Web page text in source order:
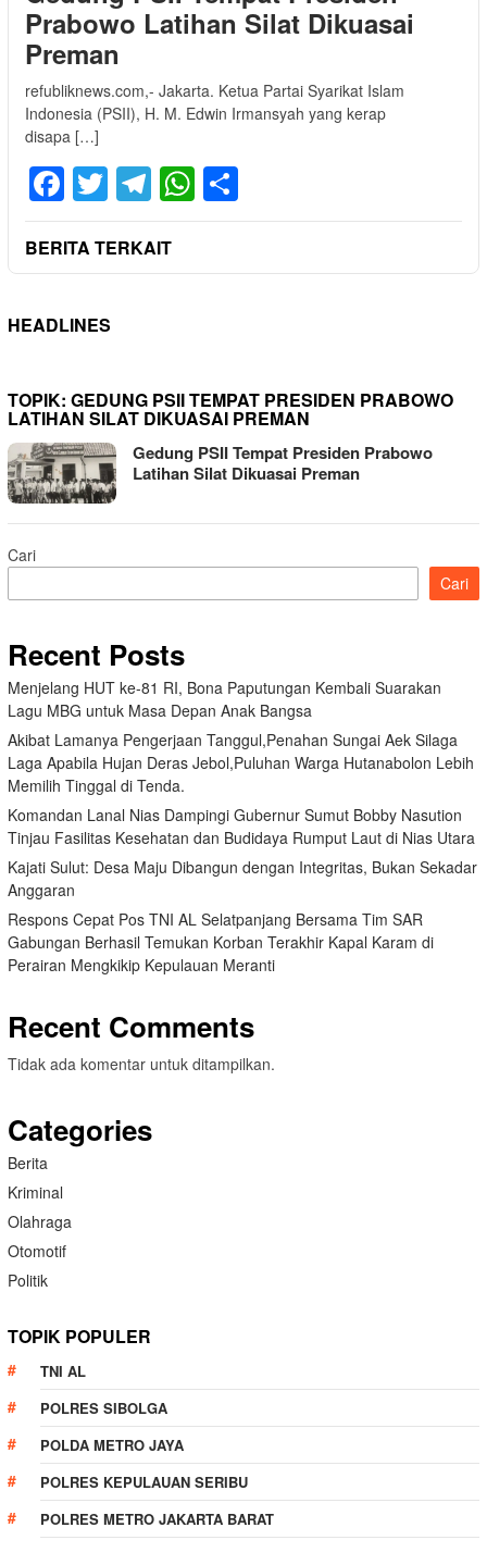
Prabowo Latihan Silat Dikuasai
Preman
refubliknews.com,- Jakarta. Ketua Partai Syarikat Islam
Indonesia (PSII), H. M. Edwin Irmansyah yang kerap
disapa […]
Facebook
Twitter
Telegram
WhatsApp
BERITA TERKAIT
HEADLINES
TOPIK: GEDUNG PSII TEMPAT PRESIDEN PRABOWO
LATIHAN SILAT DIKUASAI PREMAN
Gedung PSII Tempat Presiden Prabowo
Latihan Silat Dikuasai Preman
Cari
Cari
Recent Posts
Menjelang HUT ke-81 RI, Bona Paputungan Kembali Suarakan
Lagu MBG untuk Masa Depan Anak Bangsa
Akibat Lamanya Pengerjaan Tanggul,Penahan Sungai Aek Silaga
Laga Apabila Hujan Deras Jebol,Puluhan Warga Hutanabolon Lebih
Memilih Tinggal di Tenda.
Komandan Lanal Nias Dampingi Gubernur Sumut Bobby Nasution
Tinjau Fasilitas Kesehatan dan Budidaya Rumput Laut di Nias Utara
Kajati Sulut: Desa Maju Dibangun dengan Integritas, Bukan Sekadar
Anggaran
Respons Cepat Pos TNI AL Selatpanjang Bersama Tim SAR
Gabungan Berhasil Temukan Korban Terakhir Kapal Karam di
Perairan Mengkikip Kepulauan Meranti
Recent Comments
Tidak ada komentar untuk ditampilkan.
Categories
Berita
Kriminal
Olahraga
Otomotif
Politik
TOPIK POPULER
TNI AL
POLRES SIBOLGA
POLDA METRO JAYA
POLRES KEPULAUAN SERIBU
POLRES METRO JAKARTA BARAT